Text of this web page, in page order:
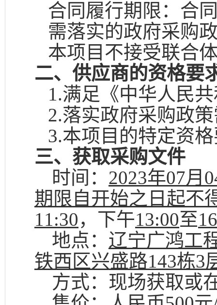
合同履行期限：合
需落实的政府采购
本项目不接受联合
二、供应商的资格要
1.满足《中华人民
2.落实政府采购政
3.本项目的特定资
三、获取采购文件
时间： 2023年07月
期限自开始之日起不
11:30，下午13:00至
地点： 辽宁广鸿工
铁西区兴盛路143栋3
方式：现场获取或